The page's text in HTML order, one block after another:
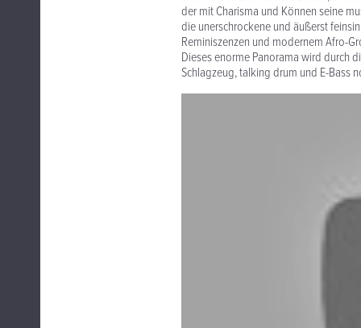
der mit Charisma und Können seine
die unerschrockene und äußerst
Reminiszenzen und modernem Afro-
Dieses enorme Panorama wird durch
Schlagzeug, talking drum und E-Bass